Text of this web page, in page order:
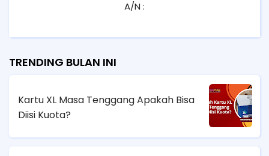
A/N :
TRENDING BULAN INI
Kartu XL Masa Tenggang Apakah Bisa
Diisi Kuota?